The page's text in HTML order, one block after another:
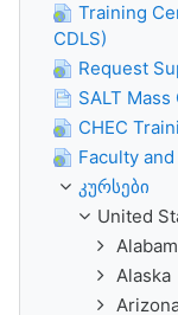
Training
CDLS)
Request
SALT
CHEC
Faculty
კურსები
United
Alaska